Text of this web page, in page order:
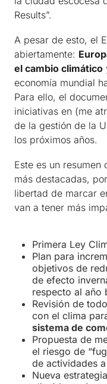
Results”.
A pesar de esto, el
abiertamente:
el cambio climático
economía mundial
Para ello, el
iniciativas en (me
de la gestión de la
los próximos años.
Este es un resumen
más destacadas,
libertad de marcar
van a tener más
Primera Ley
Plan para
objetivos de
de efecto
respecto al año
Revisión de
con el clima
sistema de
Propuesta de
el riesgo de
de actividades
Nueva